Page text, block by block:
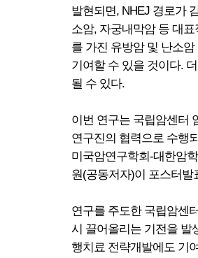
발현되면, NHEJ 경로가
소암, 자궁내막암 등 대
를 가진 유방암 및 난소
기여할 수 있을 것이다.
될 수 있다.
이번 연구는 국립암센터
연구진의 협력으로 수행
미국암연구학회-대한암
원(공동저자)이 포스터발
연구를 주도한 국립암센
시 끌어올리는 기전을 발
행치료 전략개발에도 기